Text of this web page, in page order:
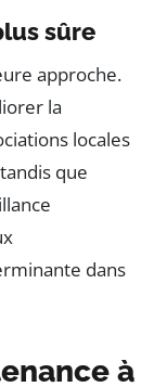
sûre
approche.
la
locales
que
dans
à